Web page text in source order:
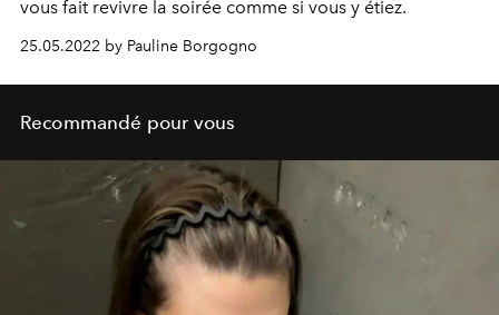
vous fait revivre la soirée comme si vous y étiez.
25.05.2022 by Pauline Borgogno
Recommandé pour vous